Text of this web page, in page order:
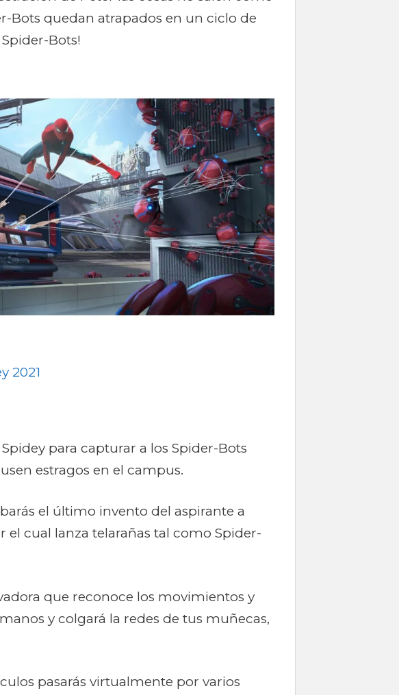
Bots quedan atrapados en un ciclo de
Bots!
2021
para capturar a los Spider-Bots
estragos en el campus.
el último invento del aspirante a
el cual lanza telarañas tal como Spider-
que reconoce los movimientos y
y colgará la redes de tus muñecas,
pasarás virtualmente por varios